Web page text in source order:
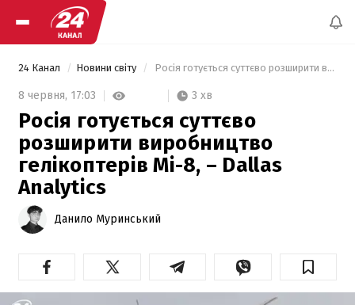
24 Канал Новини світу Росія готується суттєво розширити виробництво гелікоптерів Мі-8, – Dallas Analytics
8 червня, 17:03 3 хв
Росія готується суттєво
розширити виробництво
гелікоптерів Мі-8, – Dallas
Analytics
Данило Муринський